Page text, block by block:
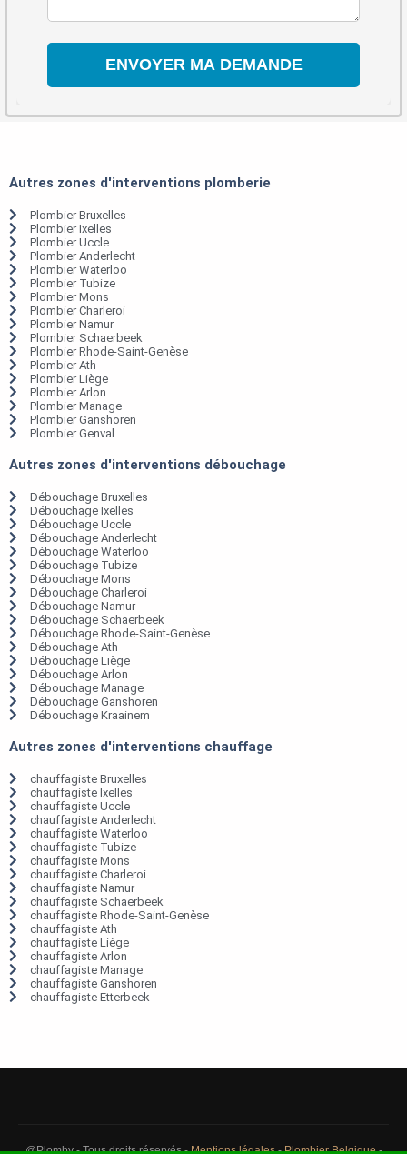
Autres zones d'interventions plomberie
Plombier Bruxelles
Plombier Ixelles
Plombier Uccle
Plombier Anderlecht
Plombier Waterloo
Plombier Tubize
Plombier Mons
Plombier Charleroi
Plombier Namur
Plombier Schaerbeek
Plombier Rhode-Saint-Genèse
Plombier Ath
Plombier Liège
Plombier Arlon
Plombier Manage
Plombier Ganshoren
Plombier Genval
Autres zones d'interventions débouchage
Débouchage Bruxelles
Débouchage Ixelles
Débouchage Uccle
Débouchage Anderlecht
Débouchage Waterloo
Débouchage Tubize
Débouchage Mons
Débouchage Charleroi
Débouchage Namur
Débouchage Schaerbeek
Débouchage Rhode-Saint-Genèse
Débouchage Ath
Débouchage Liège
Débouchage Arlon
Débouchage Manage
Débouchage Ganshoren
Débouchage Kraainem
Autres zones d'interventions chauffage
chauffagiste Bruxelles
chauffagiste Ixelles
chauffagiste Uccle
chauffagiste Anderlecht
chauffagiste Waterloo
chauffagiste Tubize
chauffagiste Mons
chauffagiste Charleroi
chauffagiste Namur
chauffagiste Schaerbeek
chauffagiste Rhode-Saint-Genèse
chauffagiste Ath
chauffagiste Liège
chauffagiste Arlon
chauffagiste Manage
chauffagiste Ganshoren
chauffagiste Etterbeek
@Plomby - Tous droits réservés -Mentions légales-Plombier Belgique-